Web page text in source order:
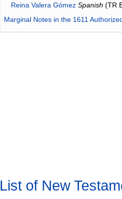
Reina Valera Gómez Spanish (TR
Marginal Notes in the 1611
List of New